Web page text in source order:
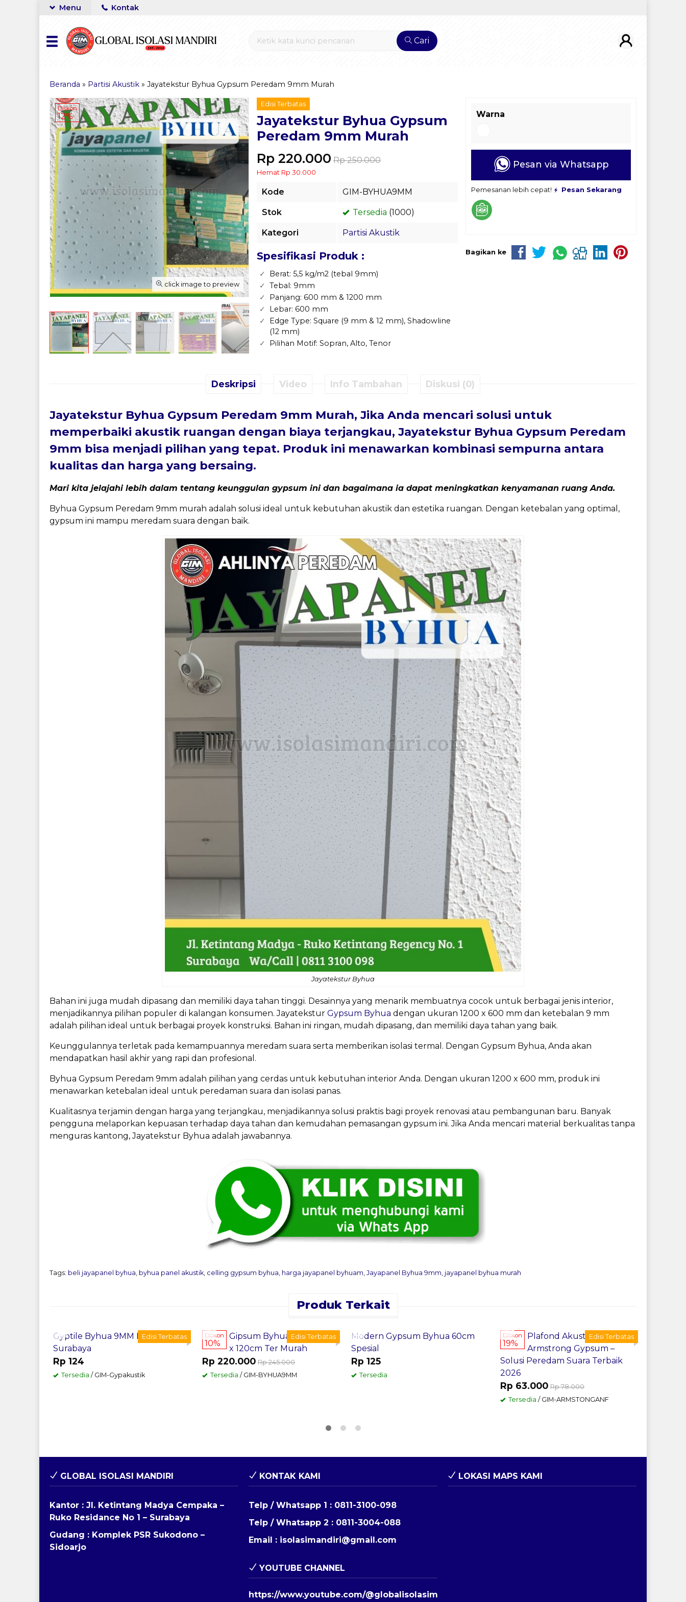
Menu Kontak
Cari
Beranda » Partisi Akustik » Jayatekstur Byhua Gypsum Peredam 9mm Murah
click image to preview
Diskon
12%
Edisi Terbatas
Jayatekstur Byhua Gypsum
Peredam 9mm Murah
Rp 220.000 Rp 250.000
Hemat Rp 30.000
Kode GIM-BYHUA9MM
Stok Tersedia (1000)
Kategori Partisi Akustik
Spesifikasi Produk :
Berat: 5,5 kg/m2 (tebal 9mm)
Tebal: 9mm
Panjang: 600 mm & 1200 mm
Lebar: 600 mm
Edge Type: Square (9 mm & 12 mm), Shadowline
(12 mm)
Pilihan Motif: Sopran, Alto, Tenor
Warna
Pesan via Whatsapp
Pemesanan lebih cepat! Pesan Sekarang
Bagikan ke
Deskripsi Video Info Tambahan Diskusi (0)
Jayatekstur Byhua Gypsum Peredam 9mm Murah, Jika Anda mencari solusi untuk
memperbaiki akustik ruangan dengan biaya terjangkau, Jayatekstur Byhua Gypsum Peredam
9mm bisa menjadi pilihan yang tepat. Produk ini menawarkan kombinasi sempurna antara
kualitas dan harga yang bersaing.
Mari kita jelajahi lebih dalam tentang keunggulan gypsum ini dan bagaimana ia dapat meningkatkan kenyamanan ruang Anda.
Byhua Gypsum Peredam 9mm murah adalah solusi ideal untuk kebutuhan akustik dan estetika ruangan. Dengan ketebalan yang optimal,
gypsum ini mampu meredam suara dengan baik.
Jayatekstur Byhua
Bahan ini juga mudah dipasang dan memiliki daya tahan tinggi. Desainnya yang menarik membuatnya cocok untuk berbagai jenis interior,
menjadikannya pilihan populer di kalangan konsumen. Jayatekstur Gypsum Byhua dengan ukuran 1200 x 600 mm dan ketebalan 9 mm
adalah pilihan ideal untuk berbagai proyek konstruksi. Bahan ini ringan, mudah dipasang, dan memiliki daya tahan yang baik.
Keunggulannya terletak pada kemampuannya meredam suara serta memberikan isolasi termal. Dengan Gypsum Byhua, Anda akan
mendapatkan hasil akhir yang rapi dan profesional.
Byhua Gypsum Peredam 9mm adalah pilihan yang cerdas untuk kebutuhan interior Anda. Dengan ukuran 1200 x 600 mm, produk ini
menawarkan ketebalan ideal untuk peredaman suara dan isolasi panas.
Kualitasnya terjamin dengan harga yang terjangkau, menjadikannya solusi praktis bagi proyek renovasi atau pembangunan baru. Banyak
pengguna melaporkan kepuasan terhadap daya tahan dan kemudahan pemasangan gypsum ini. Jika Anda mencari material berkualitas tanpa
menguras kantong, Jayatekstur Byhua adalah jawabannya.
Tags: beli jayapanel byhua byhua panel akustik celling gypsum byhua harga jayapanel byhuam Jayapanel Byhua 9mm jayapanel byhua murah
Produk Terkait
Edisi Terbatas
Gyptile Byhua 9MM Murah Di
Surabaya
Rp 124
Tersedia / GIM-Gypakustik
Edisi Terbatas
Diskon
10%
Gipsum Byhua 9mm x 60
x 120cm Ter Murah
Rp 220.000 Rp 245.000
Tersedia / GIM-BYHUA9MM
Modern Gypsum Byhua 60cm
Spesial
Rp 125
Tersedia
Edisi Terbatas
Diskon
19%
Plafond Akustik
Armstrong Gypsum –
Solusi Peredam Suara Terbaik
2026
Rp 63.000 Rp 78.000
Tersedia / GIM-ARMSTONGANF
GLOBAL ISOLASI MANDIRI
Kantor : Jl. Ketintang Madya Cempaka –
Ruko Residance No 1 – Surabaya
Gudang : Komplek PSR Sukodono –
Sidoarjo
KONTAK KAMI
Telp / Whatsapp 1 : 0811-3100-098
Telp / Whatsapp 2 : 0811-3004-088
Email : isolasimandiri@gmail.com
YOUTUBE CHANNEL
https://www.youtube.com/@globalisolasimandiri
LOKASI MAPS KAMI